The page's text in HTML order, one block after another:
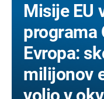
Misije EU
programa
Evropa:
milijonov